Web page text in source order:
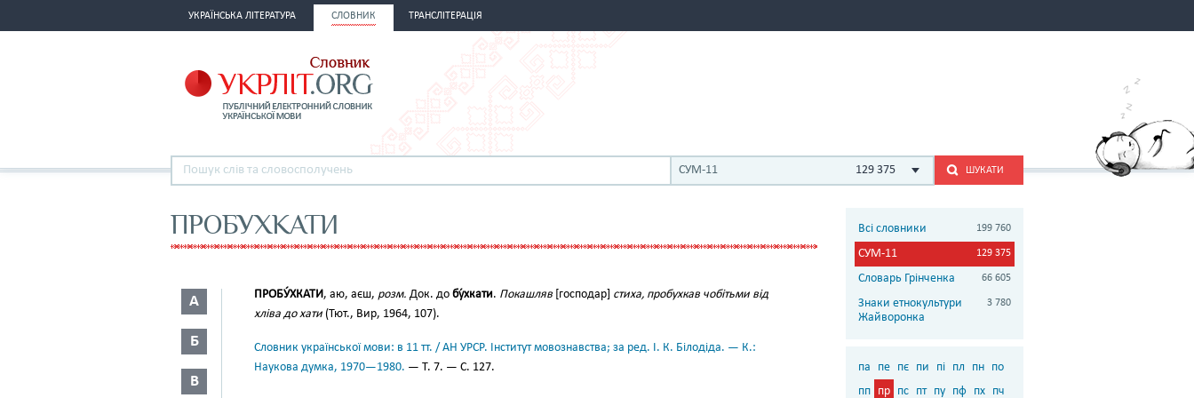
УКРАЇНСЬКА ЛІТЕРАТУРА СЛОВНИК ТРАНСЛІТЕРАЦІЯ
СУМ-11 129 375 ШУКАТИ
ПРОБУХКАТИ
А
Б
В
ПРОБУ́ХКАТИ, аю, аєш, розм. Док. до бу́хкати. Покашляв [господар] стиха, пробухкав чобітьми від
хліва до хати (Тют., Вир, 1964, 107).
Словник української мови: в 11 тт. / АН УРСР. Інститут мовознавства; за ред. І. К. Білодіда. — К.:
Наукова думка, 1970—1980. — Т. 7. — С. 127.
Всі словники 199 760
СУМ-11 129 375
Словарь Грінченка 66 605
Знаки етнокультури
Жайворонка
3 780
па пе пє пи пі пл пн по
пп пр пс пт пу пф пх пч